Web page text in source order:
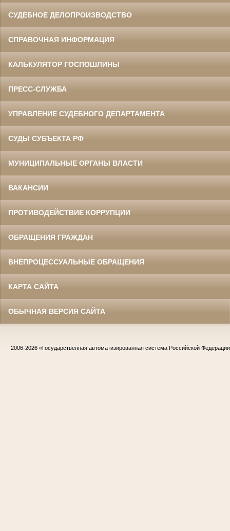
СУДЕБНОЕ ДЕЛОПРОИЗВОДСТВО
СПРАВОЧНАЯ ИНФОРМАЦИЯ
КАЛЬКУЛЯТОР ГОСПОШЛИНЫ
ПРЕСС-СЛУЖБА
УПРАВЛЕНИЕ СУДЕБНОГО ДЕПАРТАМЕНТА
СУДЫ СУБЪЕКТА РФ
МУНИЦИПАЛЬНЫЕ ОРГАНЫ ВЛАСТИ
ВАКАНСИИ
ПРОТИВОДЕЙСТВИЕ КОРРУПЦИИ
ОБРАЩЕНИЯ ГРАЖДАН
ВНЕПРОЦЕССУАЛЬНЫЕ ОБРАЩЕНИЯ
КАРТА САЙТА
ОБЫЧНАЯ ВЕРСИЯ САЙТА
2006-2026 «Государственная автоматизированная система Российской